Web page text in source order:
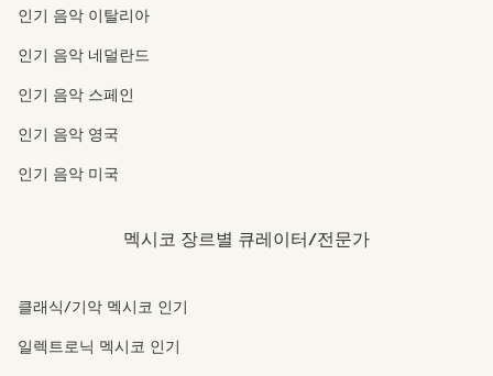
인기 음악 이탈리아
인기 음악 네덜란드
인기 음악 스페인
인기 음악 영국
인기 음악 미국
멕시코 장르별 큐레이터/전문가
클래식/기악 멕시코 인기
일렉트로닉 멕시코 인기